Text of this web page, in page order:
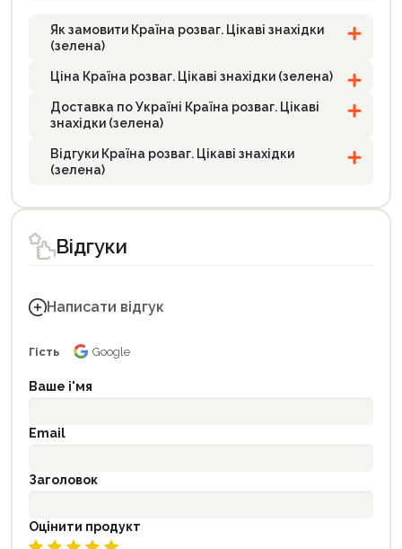
Як замовити Країна розваг. Цікаві знахідки
(зелена)
Ціна Країна розваг. Цікаві знахідки (зелена)
Доставка по Україні Країна розваг. Цікаві
знахідки (зелена)
Відгуки Країна розваг. Цікаві знахідки
(зелена)
Відгуки
Написати відгук
Гість Google
Ваше і'мя
Email
Заголовок
Оцінити продукт